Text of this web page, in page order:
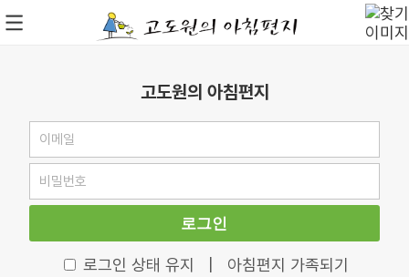
고도원의 아침편지
로그인
로그인 상태 유지 아침편지 가족되기